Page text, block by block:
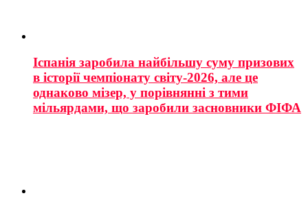
Іспанія заробила найбільшу суму призових
в історії чемпіонату світу-2026, але це
однаково мізер, у порівнянні з тими
мільярдами, що заробили засновники ФІФА